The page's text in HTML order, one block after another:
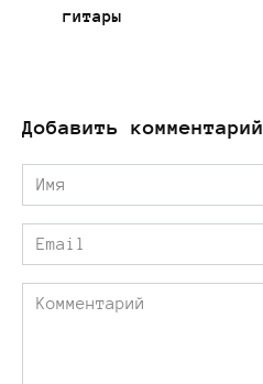
гитары
Добавить комментарий
Имя
*
Email
*
Комментарий